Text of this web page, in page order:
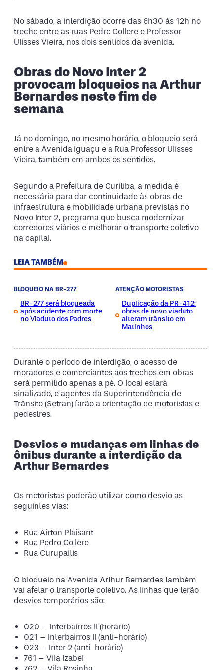
No sábado, a interdição ocorre das 6h30 às 12h no
trecho entre as ruas Pedro Collere e Professor
Ulisses Vieira, nos dois sentidos da avenida.
Obras do Novo Inter 2
provocam bloqueios na Arthur
Bernardes neste fim de
semana
Já no domingo, no mesmo horário, o bloqueio será
entre a Avenida Iguaçu e a Rua Professor Ulisses
Vieira, também em ambos os sentidos.
Segundo a Prefeitura de Curitiba, a medida é
necessária para dar continuidade às obras de
infraestrutura e mobilidade urbana previstas no
Novo Inter 2, programa que busca modernizar
corredores viários e melhorar o transporte coletivo
na capital.
LEIA TAMBÉM
BLOQUEIO NA BR-277
BR-277 será bloqueada
após acidente com morte
no Viaduto dos Padres
ATENÇÃO MOTORISTAS
Duplicação da PR-412:
obras de novo viaduto
alteram trânsito em
Matinhos
Durante o período de interdição, o acesso de
moradores e comerciantes aos trechos em obras
será permitido apenas a pé. O local estará
sinalizado, e agentes da Superintendência de
Trânsito (Setran) farão a orientação de motoristas e
pedestres.
Desvios e mudanças em linhas de
ônibus durante a interdição da
Arthur Bernardes
Os motoristas poderão utilizar como desvio as
seguintes vias:
Rua Airton Plaisant
Rua Pedro Collere
Rua Curupaitis
O bloqueio na Avenida Arthur Bernardes também
vai afetar o transporte coletivo. As linhas que terão
desvios temporários são:
020 – Interbairros II (horário)
021 – Interbairros II (anti-horário)
023 – Inter 2 (anti-horário)
761 – Vila Izabel